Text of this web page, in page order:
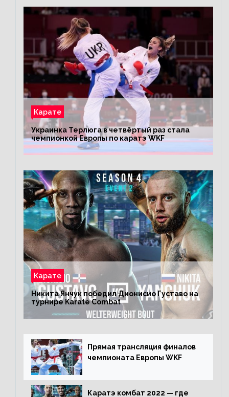
Карате
Украинка Терлюга в четвёртый раз стала
чемпионкой Европы по каратэ WKF
Карате
Никита Янчук победил Дионисио Густаво на
турнире Karate Combat
Прямая трансляция финалов
чемпионата Европы WKF
Каратэ комбат 2022 — где